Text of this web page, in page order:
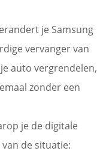
je Samsung
vervanger van
auto vergrendelen,
zonder een
je de digitale
de situatie: